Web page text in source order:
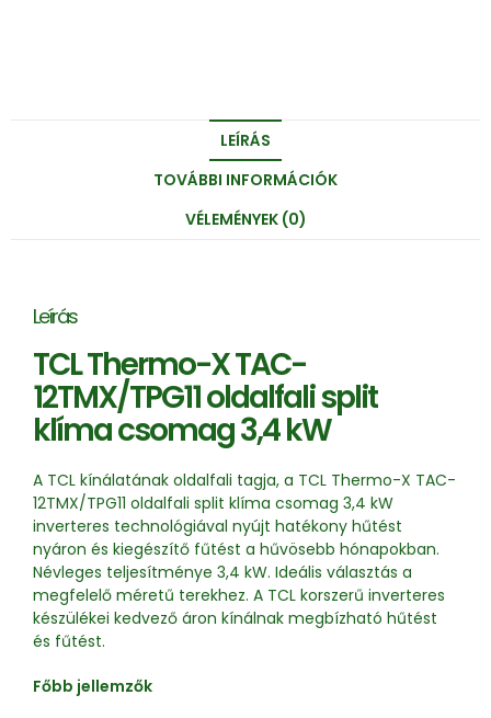
LEÍRÁS
TOVÁBBI INFORMÁCIÓK
VÉLEMÉNYEK (0)
Leírás
TCL Thermo-X TAC-
12TMX/TPG11 oldalfali split
klíma csomag 3,4 kW
A TCL kínálatának oldalfali tagja, a TCL Thermo-X TAC-
12TMX/TPG11 oldalfali split klíma csomag 3,4 kW
inverteres technológiával nyújt hatékony hűtést
nyáron és kiegészítő fűtést a hűvösebb hónapokban.
Névleges teljesítménye 3,4 kW. Ideális választás a
megfelelő méretű terekhez. A TCL korszerű inverteres
készülékei kedvező áron kínálnak megbízható hűtést
és fűtést.
Főbb jellemzők